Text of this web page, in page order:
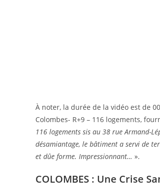
À noter, la durée de la vidéo est de
Colombes- R+9 – 116 logements,
116 logements sis au 38 rue Armand-
désamiantage, le bâtiment a servi de
et dûe forme. Impressionnant… ».
COLOMBES : Une Crise